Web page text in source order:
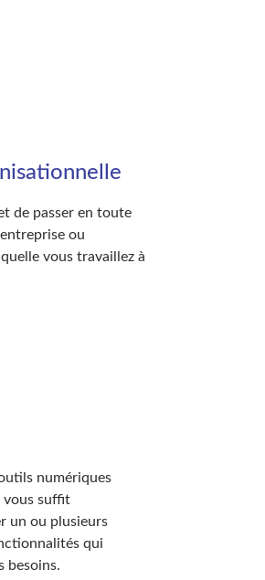
de passer en toute
ou
vous travaillez à
numériques
vous suffit
un ou plusieurs
qui
besoins.